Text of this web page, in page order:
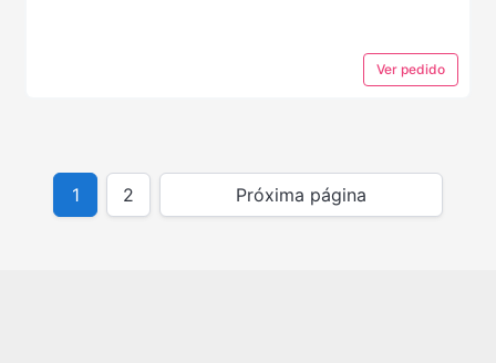
Ver pedido
1 2 Próxima página